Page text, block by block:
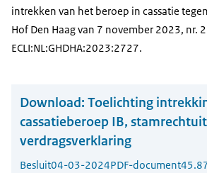
intrekken van het beroep in cassatie
Hof Den Haag van 7 november 2023, nr.
ECLI:NL:GHDHA:2023:2727.
Download: Toelichting
cassatieberoep IB,
verdragsverklaring
Besluit04-03-2024PDF-document